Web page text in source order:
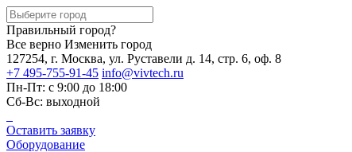
Правильный город?
Все верно Изменить город
127254, г. Москва, ул. Руставели д. 14, стр. 6, оф. 8
+7 495-755-91-45 info@vivtech.ru
Пн-Пт: с 9:00 до 18:00
Сб-Вс: выходной
Оставить заявку
Оборудование